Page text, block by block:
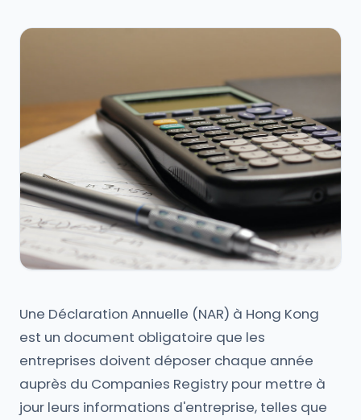
Une Déclaration Annuelle (NAR) à Hong Kong
est un document obligatoire que les
entreprises doivent déposer chaque année
auprès du Companies Registry pour mettre à
jour leurs informations d'entreprise, telles que